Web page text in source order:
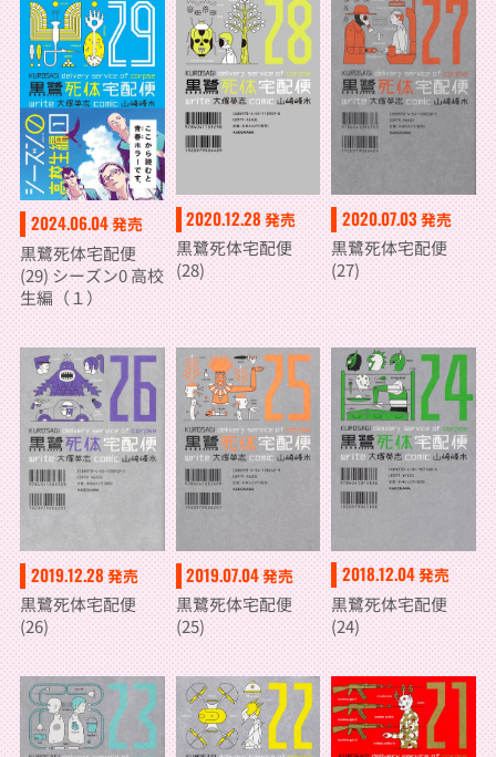
2024.06.04発売
黒鷺死体宅配便
(29) シーズン0 高校
生編（１）
2020.12.28 発売
黒鷺死体宅配便
(28)
2020.07.03 発売
黒鷺死体宅配便
(27)
2019.12.28 発売
黒鷺死体宅配便
(26)
2019.07.04発売
黒鷺死体宅配便
(25)
2018.12.04発売
黒鷺死体宅配便
(24)